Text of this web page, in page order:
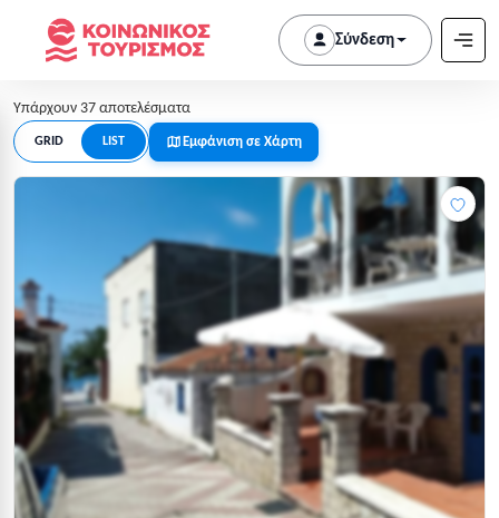
Σύνδεση
Υπάρχουν 37 αποτελέσματα
GRID LIST Εμφάνιση σε Χάρτη